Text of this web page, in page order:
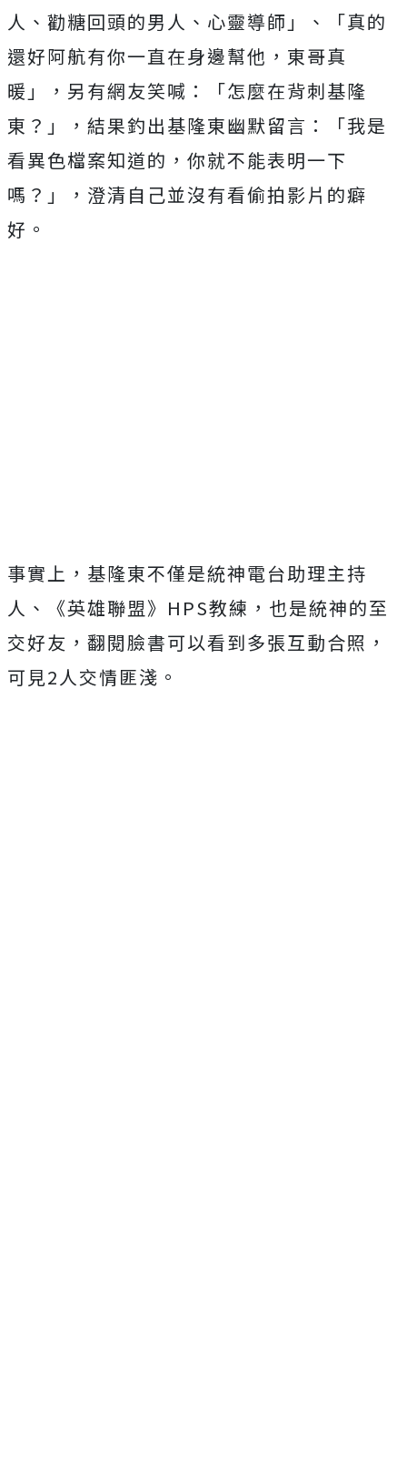
人、勸糖回頭的男人、心靈導師」、「真的
還好阿航有你一直在身邊幫他，東哥真
暖」，另有網友笑喊：「怎麼在背刺基隆
東？」，結果釣出基隆東幽默留言：「我是
看異色檔案知道的，你就不能表明一下
嗎？」，澄清自己並沒有看偷拍影片的癖
好。
事實上，基隆東不僅是統神電台助理主持
人、《英雄聯盟》HPS教練，也是統神的至
交好友，翻閱臉書可以看到多張互動合照，
可見2人交情匪淺。